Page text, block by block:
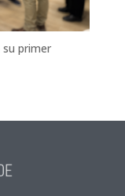
su primer